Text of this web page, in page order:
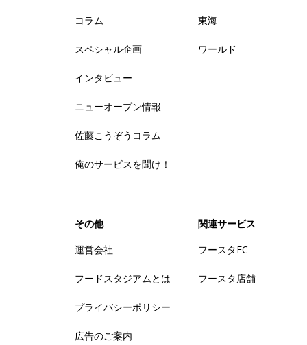
コラム
スペシャル企画
インタビュー
ニューオープン情報
佐藤こうぞうコラム
俺のサービスを聞け！
東海
ワールド
その他
運営会社
フードスタジアムとは
プライバシーポリシー
広告のご案内
関連サービス
フースタFC
フースタ店舗